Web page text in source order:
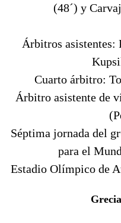
(48´) y
Árbitros asistentes:
Cuarto árbitro:
Árbitro asistente de
Séptima jornada del
para el
Estadio Olímpico de